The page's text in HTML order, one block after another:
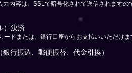
力内容は、SSLで暗号化されて送信されますの
）決済
ードまたは、銀行口座からお支払いいただけま
行振込、郵便振替、代金引換）